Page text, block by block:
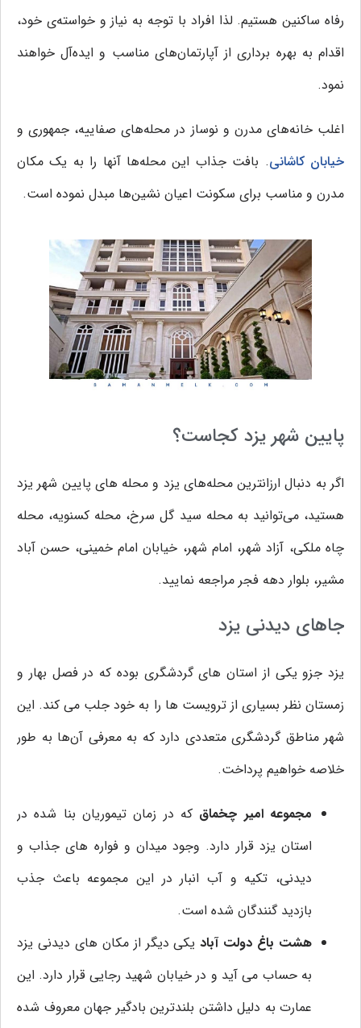
رفاه ساکنین هستیم. لذا افراد با توجه به نیاز و خواسته‌ی خود،
اقدام به بهره برداری از آپارتمان‌های مناسب و ایده‌آل خواهند
نمود.
اغلب خانه‌های مدرن و نوساز در محله‌‌های صفاییه، جمهوری و
خیابان کاشانی. بافت جذاب این محله‌ها آنها را به یک مکان
مدرن و مناسب برای سکونت اعیان نشین‌ها مبدل نموده است.
پایین شهر یزد کجاست؟
اگر به دنبال ارزانترین محله‌های یزد و محله های پایین شهر یزد
هستید، می‌توانید به محله سید گل سرخ، محله کسنویه، محله
چاه ملکی، آزاد شهر، امام شهر، خيابان امام خمينی، حسن آباد
مشير، بلوار دهه فجر مراجعه نمایید.
جاهای دیدنی یزد
یزد جزو یکی از استان های گردشگری بوده که در فصل بهار و
زمستان نظر بسیاری از ترویست ها را به خود جلب می کند. این
شهر مناطق گردشگری متعددی دارد که به معرفی آن‌ها به طور
خلاصه خواهیم پرداخت.
مجموعه امیر چخماق که در زمان تیموریان بنا شده در
استان یزد قرار دارد. وجود میدان و فواره های جذاب و
دیدنی، تکیه و آب انبار در این مجموعه باعث جذب
بازدید گنندگان شده است.
هشت باغ دولت آبادیکی دیگر از مکان های دیدنی یزد
به حساب می آید و در خیابان شهید رجایی قرار دارد. این
عمارت به دلیل داشتن بلندترین بادگیر جهان معروف شده